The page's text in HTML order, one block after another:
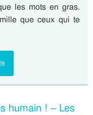
les mots en gras.
que ceux qui te
humain ! – Les